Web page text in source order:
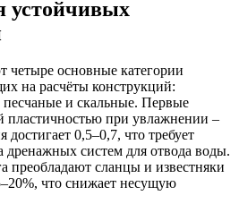
устойчивых
четыре основные категории
на расчёты конструкций:
и скальные. Первые
пластичностью при увлажнении –
0,5–0,7, что требует
дренажных систем для отвода воды.
преобладают сланцы и известняки
что снижает несущую